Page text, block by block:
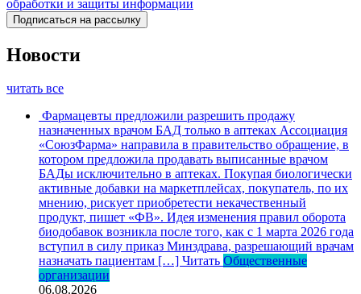
обработки и защиты информации
Новости
читать все
Фармацевты предложили разрешить продажу
назначенных врачом БАД только в аптеках Ассоциация
«СоюзФарма» направила в правительство обращение, в
котором предложила продавать выписанные врачом
БАДы исключительно в аптеках. Покупая биологически
активные добавки на маркетплейсах, покупатель, по их
мнению, рискует приобретести некачественный
продукт, пишет «ФВ». Идея изменения правил оборота
биодобавок возникла после того, как с 1 марта 2026 года
вступил в силу приказ Минздрава, разрешающий врачам
назначать пациентам […] Читать Общественные
организации
06.08.2026